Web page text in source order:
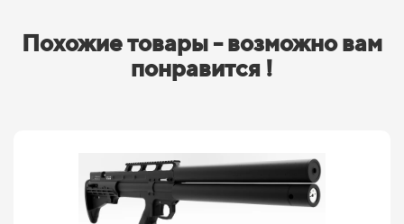
Похожие товары - возможно вам
понравится !